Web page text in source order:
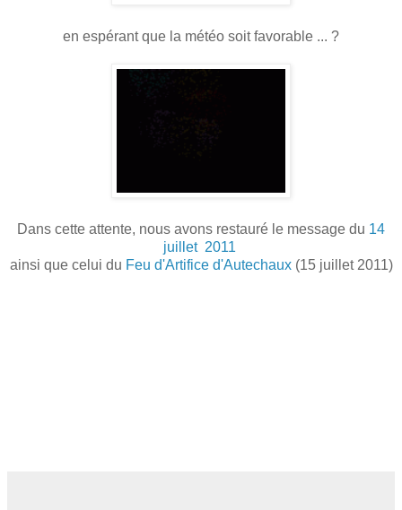
en espérant que la météo soit favorable ... ?
Dans cette attente, nous avons restauré le message du 14
juillet 2011
ainsi que celui du Feu d'Artifice d'Autechaux(15 juillet 2011)